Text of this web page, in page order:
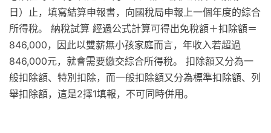
日）止，填寫結算申報書，向國稅局申報上一個年度的綜合
所得稅。 納稅試算 經過公式計算可得出免稅額＋扣除額＝
846,000，因此以雙薪無小孩家庭而言，年收入若超過
846,000元，就會需要繳交綜合所得稅。 扣除額又分為一
般扣除額、特別扣除，而一般扣除額又分為標準扣除額、列
舉扣除額，這是2擇1填報，不可同時併用。